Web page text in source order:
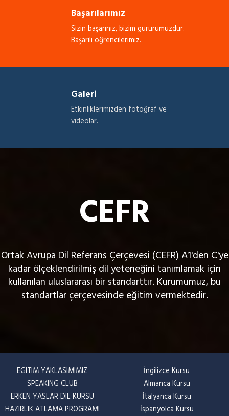
Başarılarımız
Sizin başarınız, bizim gururumuzdur.
Başarılı öğrencilerimiz.
Galeri
Etkinliklerimizden fotoğraf ve
videolar.
CEFR
Ortak Avrupa Dil Referans Çerçevesi (CEFR) A1'den C'ye
kadar ölçeklendirilmiş dil yeteneğini tanımlamak için
kullanılan uluslararası bir standarttır. Kurumumuz, bu
standartlar çerçevesinde eğitim vermektedir.
EGITIM YAKLASIMIMIZ
SPEAKING CLUB
ERKEN YASLAR DIL KURSU
HAZIRLIK ATLAMA PROGRAMI
İngilizce Kursu
Almanca Kursu
İtalyanca Kursu
İspanyolca Kursu